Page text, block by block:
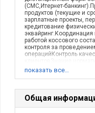
(СМС,Итернет-
продуктов (текущие и
зарплатные проекты,
кредитование
эквайринг.Координация
работой коссового
контроля за
операцийКонтроль
связанных с банковской
физ.юр.лиц.2.способы
признаков подлинности
платежеспособности
иностранных
показать все…
Общая